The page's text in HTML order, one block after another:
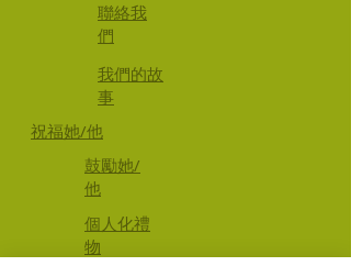
聯絡我
們
​我們的故
事
祝福她/他
鼓勵她/
他
個人化禮
物